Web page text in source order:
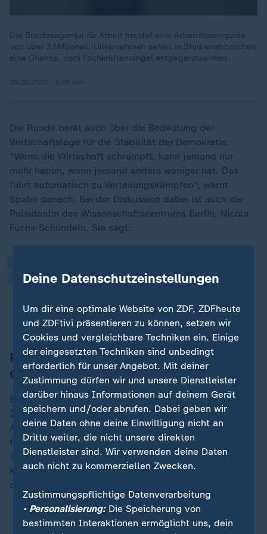
Die Bundesagentur für Arbeit meldet eine Arbeitslosenquote
von über 3 Millionen. Unternehmen sehen in Studienabbrüchen
eine Chance, dem Fachkräftemangel entgegenzuwirken.
Die Runde berät auch über die Bedeutung der
Wirtschaftslage für die Stabilität der Demokratie.
"Wenn die Wirtschaft schrumpft, kann jemand nur
mehr haben, wenn jemand anders weniger hat. Das
führt automatisch zu Verteilungskämpfen", warnt
Spahn danach. Bei der Diskussion dabei ist auch die
Präsidentin des Wissenschaftszentrums Berlin, Nicola
Fuchs-Schündeln. Sie sagt:
Verteilungskämpfe sind eigentlich
„
Nicola Fuchs-Schündeln, Wissenschaftszentrum Berlin
Rentenpaket und "neue
Grundsicherung"
Bekräftigt wird ein "großes Rentenpaket". Zu den
Zielen gehört unter anderem die sogenannte
Aktivrente: Wer über das Renteneintrittsalter hinaus
freiwillig weiterarbeiten wolle, solle bis zu 2.000 Euro
im Monat steuerfrei zurRentehinzuzuverdienen
können. Genannt wird auch die gesetzliche Sicherung
des Rentenniveaus bei 48 Prozent bis zum Jahr 2031.
Was die Bundesregierung zur Rente plant
Deine Datenschutzeinstellungen
Um dir eine optimale Website von ZDF, ZDFheute
und ZDFtivi präsentieren zu können, setzen wir
Cookies und vergleichbare Techniken ein. Einige
der eingesetzten Techniken sind unbedingt
erforderlich für unser Angebot. Mit deiner
Zustimmung dürfen wir und unsere Dienstleister
darüber hinaus Informationen auf deinem Gerät
speichern und/oder abrufen. Dabei geben wir
deine Daten ohne deine Einwilligung nicht an
Dritte weiter, die nicht unsere direkten
Dienstleister sind. Wir verwenden deine Daten
auch nicht zu kommerziellen Zwecken.
Zustimmungspflichtige Datenverarbeitung
• Personalisierung:Die Speicherung von
bestimmten Interaktionen ermöglicht uns, dein